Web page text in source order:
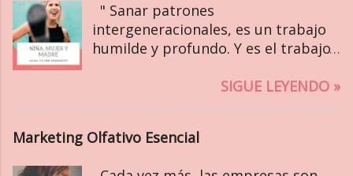
" Sanar patrones
intergeneracionales, es un trabajo
humilde y profundo. Y es el trabajo
Sobre la herida de la Madre Existe
subconsciente y se traspasa, sin
SIGUE LEYENDO »
Marketing Olfativo Esencial